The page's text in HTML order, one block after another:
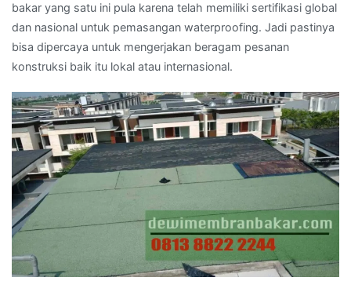
bakar yang satu ini pula karena telah memiliki sertifikasi global
dan nasional untuk pemasangan waterproofing. Jadi pastinya
bisa dipercaya untuk mengerjakan beragam pesanan
konstruksi baik itu lokal atau internasional.